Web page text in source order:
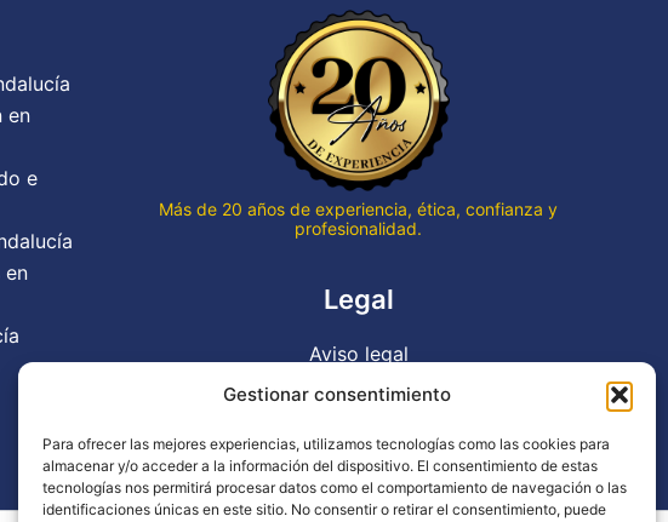
Gestionar consentimiento
Para ofrecer las mejores experiencias, utilizamos tecnologías como las cookies para
almacenar y/o acceder a la información del dispositivo. El consentimiento de estas
tecnologías nos permitirá procesar datos como el comportamiento de navegación o las
identificaciones únicas en este sitio. No consentir o retirar el consentimiento, puede
hace viento.
Gran profesionalidad y cercanía
en todo momento.
Gracias Jesús por tu buen
trabajo!
en
e
en
Más de 20 años de experiencia, ética, confianza y
profesionalidad.
Legal
Aviso legal
Política de privacidad
Política de cookies (UE)